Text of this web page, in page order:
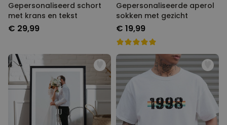
Gepersonaliseerd schort
met krans en tekst
€ 29,99
Gepersonaliseerde aperol
sokken met gezicht
€ 19,99